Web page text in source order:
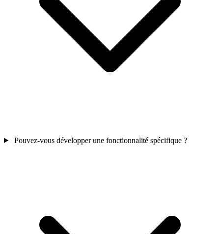
Pouvez-vous développer une fonctionnalité spécifique ?